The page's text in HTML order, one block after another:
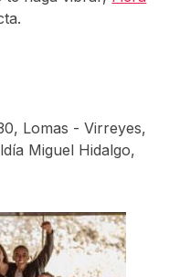
Lomas - Virreyes,
Miguel Hidalgo,